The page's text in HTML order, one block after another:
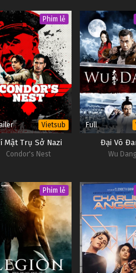
Phim lẻ
Vietsub
Mật Trụ Sở Nazi
Condor's Nest
Full
Đại Võ
Wu Dang
Phim lẻ